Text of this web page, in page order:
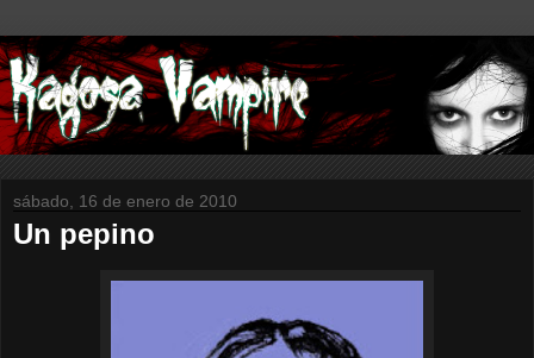
sábado, 16 de enero de 2010
Un pepino